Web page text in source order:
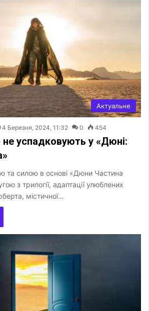
Актуальне
4 Березня, 2024, 11:32 0 454
не успадковують у «Дюні:
та силою в основі «Дюни Частина
з трилогії, адаптації улюблених
містичної…